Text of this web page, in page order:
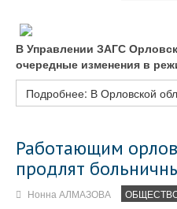
В Управлении ЗАГС
очередные изменения в
Подробнее: В Орловской
Работающим
продлят
Нонна АЛМАЗОВА